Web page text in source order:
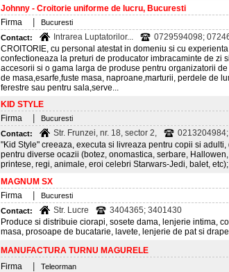
Johnny - Croitorie uniforme de lucru, Bucuresti
Firma
Bucuresti
Contact:
Intrarea Luptatorilor...
0729594098;
CROITORIE, cu personal atestat in domeniu si cu
confectioneaza la preturi de producator imbracaminte de zi
accesorii si o gama larga de produse pentru organizatorii
de masa,esarfe,fuste masa, naproane,marturii, perdele de
ferestre sau pentru sala,serve...
KID STYLE
Firma
Bucuresti
Contact:
Str. Frunzei, nr. 18, sector 2,
"Kid Style" creeaza, executa si livreaza pentru copii si
pentru diverse ocazii (botez, onomastica, serbare,
printese, regi, animale, eroi celebri Starwars-Jedi, balet,
MAGNUM SX
Firma
Bucuresti
Contact:
Str. Lucre
3404365; 3401430
Produce si distribuie ciorapi, sosete dama, lenjerie intima,
masa, prosoape de bucatarie, lavete, lenjerie de pat si
MANUFACTURA TURNU MAGURELE
Firma
Teleorman